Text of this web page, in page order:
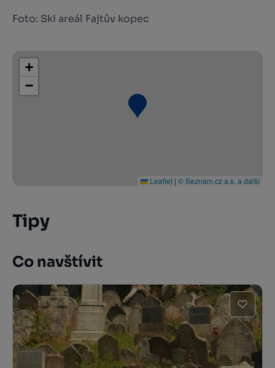
Foto: Ski areál Fajtův kopec
+
−
Leaflet | © Seznam.cz a.s. a další
Tipy
Co navštívit